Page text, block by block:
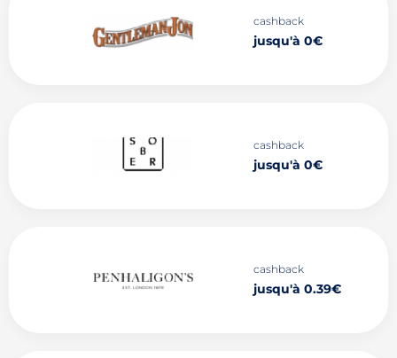
cashback
jusqu'à 0€
cashback
jusqu'à 0€
cashback
jusqu'à 0.39€